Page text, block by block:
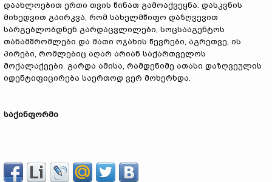
დაახლოებით ერთი თვის წინათ გამოაქვეყნა. დასკვნის
მიხედვით გაირკვა, რომ სახელმწიფო დაზღვევით
სარგებლობდნენ გარდაცვლილები, სოცსააგენტოს
თანამშრომლები და მათი ოჯახის წევრები, აგრეთვე, ის
პირები, რომლებიც აღარ არიან საქართველოს
მოქალაქეები. გარდა ამისა, რამდენიმე ათასი დაზღვეულის
იდენტიფიცირება საერთოდ ვერ მოხერხდა.
საქინფორმი